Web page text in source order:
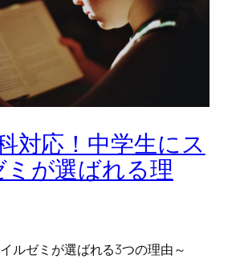
対応！中学生にス
が選ばれる理
ルゼミが選ばれる3つの理由～